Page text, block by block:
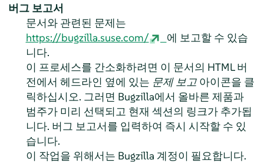
버그 보고서
문서와 관련된 문제는
https://bugzilla.suse.com/
에 보고할 수 있습
니다.
이 프로세스를 간소화하려면 이 문서의 HTML 버
전에서 헤드라인 옆에 있는 문제 보고아이콘을 클
릭하십시오. 그러면 Bugzilla에서 올바른 제품과
범주가 미리 선택되고 현재 섹션의 링크가 추가됩
니다. 버그 보고서를 입력하여 즉시 시작할 수 있
습니다.
이 작업을 위해서는 Bugzilla 계정이 필요합니다.